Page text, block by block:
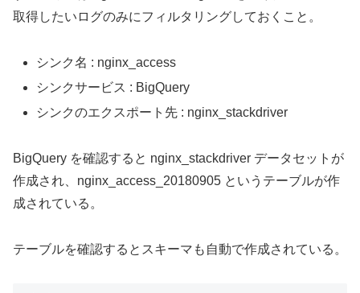
取得したいログのみにフィルタリングしておくこと。
シンク名 : nginx_access
シンクサービス : BigQuery
シンクのエクスポート先 : nginx_stackdriver
BigQuery を確認すると nginx_stackdriver データセットが
作成され、nginx_access_20180905 というテーブルが作
成されている。
テーブルを確認するとスキーマも自動で作成されている。